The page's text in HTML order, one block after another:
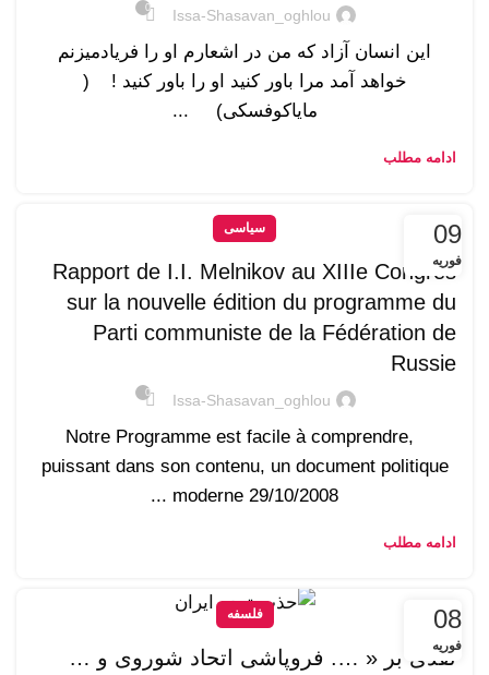
Issa-Shasavan_oghlou
0
این انسان آزاد که من در اشعارم او را فریادمیزنم
خواهد آمد مرا باور کنید او را باور کنید ! (
مایاکوفسکی) ...
ادامه مطلب
09
فوریه
سیاسی
Rapport de I.I. Melnikov au XIIIe Congrès
sur la nouvelle édition du programme du
Parti communiste de la Fédération de
Russie
Issa-Shasavan_oghlou
0
Notre Programme est facile à comprendre,
puissant dans son contenu, un document politique
moderne 29/10/2008 ...
ادامه مطلب
08
فوریه
فلسفه
نقدی بر « …. فروپاشی اتحاد شوروی و …